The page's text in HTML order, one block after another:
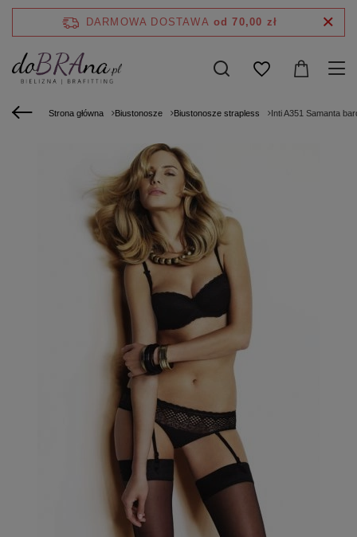
DARMOWA DOSTAWA od 70,00 zł
Strona główna Biustonosze Biustonosze strapless Inti A351 Samanta